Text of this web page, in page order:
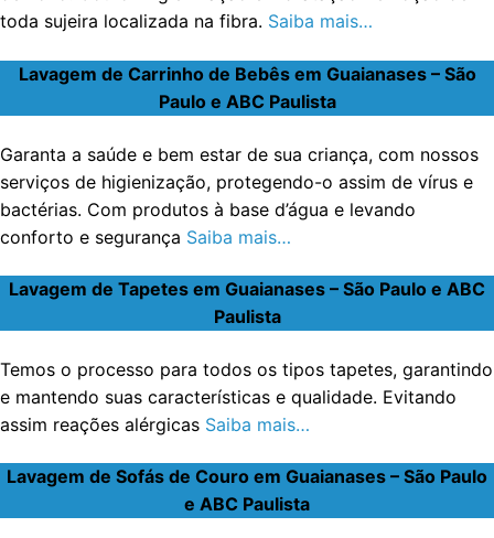
toda sujeira localizada na fibra. Saiba mais…
Lavagem de Carrinho de Bebês em Guaianases – São
Paulo e ABC Paulista
Garanta a saúde e bem estar de sua criança, com nossos
serviços de higienização, protegendo-o assim de vírus e
bactérias. Com produtos à base d’água e levando
conforto e segurança Saiba mais…
Lavagem de Tapetes em Guaianases – São Paulo e ABC
Paulista
Temos o processo para todos os tipos tapetes, garantindo
e mantendo suas características e qualidade. Evitando
assim reações alérgicas Saiba mais…
Lavagem de Sofás de Couro em Guaianases – São Paulo
e ABC Paulista